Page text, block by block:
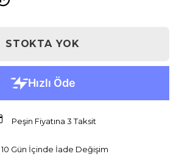
STOKTA YOK
Peşin Fiyatına 3 Taksit
10 Gün İçinde İade Değişim